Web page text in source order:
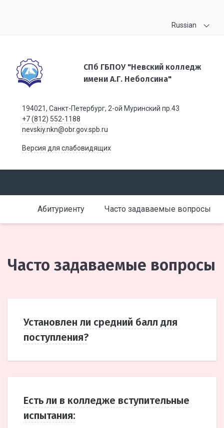
Russian
СПб ГБПОУ "Невский колледж
имени А.Г. Неболсина"
194021, Санкт-Петербург, 2-ой Муринский пр.43
+7 (812) 552-1188
nevskiy.nkn@obr.gov.spb.ru
Версия для слабовидящих
Абитуриенту Часто задаваемые вопросы
Часто задаваемые вопросы
Установлен ли средний балл для
поступления?
Есть ли в колледже вступительные
испытания: